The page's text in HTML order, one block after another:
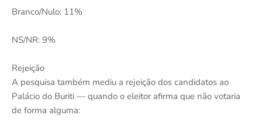
Branco/Nulo: 11%
NS/NR: 9%
Rejeição
A pesquisa também mediu a rejeição dos candidatos ao
Palácio do Buriti — quando o eleitor afirma que não votaria
de forma alguma: